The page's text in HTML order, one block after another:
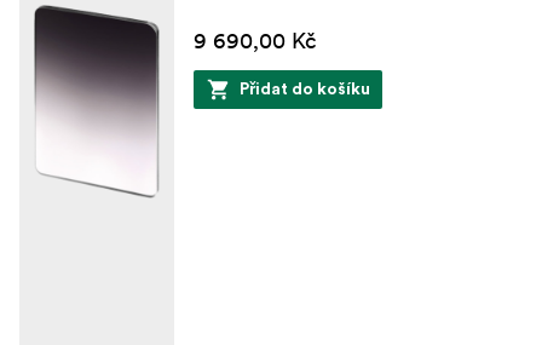
9 690,00 Kč
Přidat do košíku